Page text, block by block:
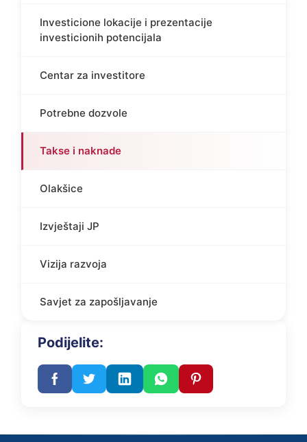
Investicione lokacije i prezentacije
investicionih potencijala
Centar za investitore
Potrebne dozvole
Takse i naknade
Olakšice
Izvještaji JP
Vizija razvoja
Savjet za zapošljavanje
Podijelite: